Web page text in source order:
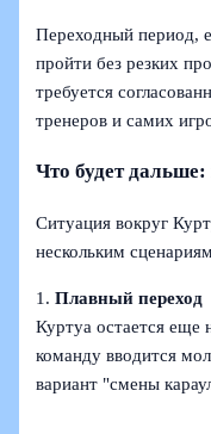
Переходный период,
пройти без резких
требуется
тренеров и самих
Что будет
Ситуация вокруг
нескольким
1.Плавный переход
Куртуа остается еще
команду вводится
вариант "смены